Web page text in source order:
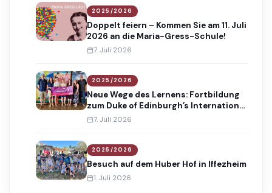
2025/2026
Doppelt feiern – Kommen Sie am 11. Juli
2026 an die Maria-Gress-Schule!
7. Juli 2026
2025/2026
Neue Wege des Lernens: Fortbildung
zum Duke of Edinburgh’s International
Award
7. Juli 2026
2025/2026
Besuch auf dem Huber Hof in Iffezheim
1. Juli 2026